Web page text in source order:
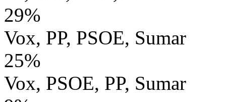
29%
Vox, PP, PSOE, Sumar
25%
Vox, PSOE, PP, Sumar